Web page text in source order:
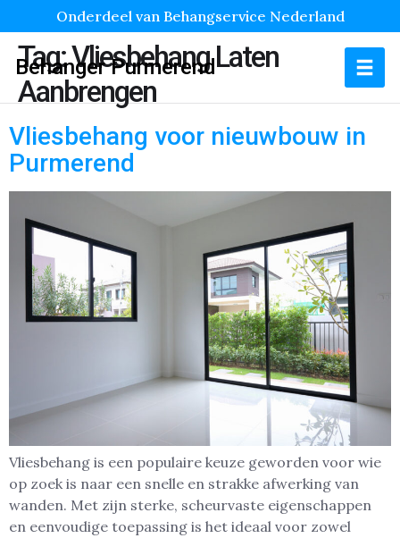
Onderdeel van Behangservice Nederland
Behanger Purmerend
Tag:Vliesbehang Laten
Aanbrengen
Vliesbehang voor nieuwbouw in
Purmerend
Vliesbehang is een populaire keuze geworden voor wie
op zoek is naar een snelle en strakke afwerking van
wanden. Met zijn sterke, scheurvaste eigenschappen
en eenvoudige toepassing is het ideaal voor zowel